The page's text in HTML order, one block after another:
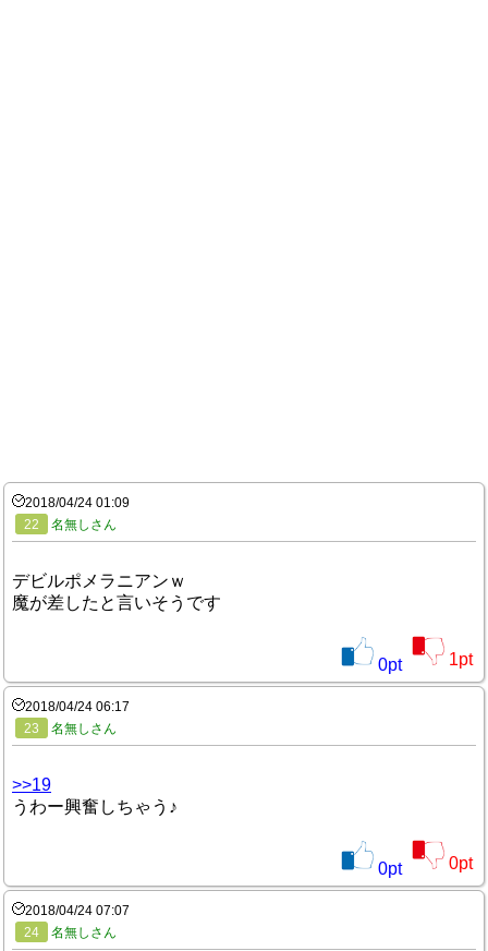
2018/04/24 01:09
22
名無しさん
デビルポメラニアンｗ
魔が差したと言いそうです
0pt 1pt
2018/04/24 06:17
23
名無しさん
>>19
うわー興奮しちゃう♪
0pt 0pt
2018/04/24 07:07
24
名無しさん